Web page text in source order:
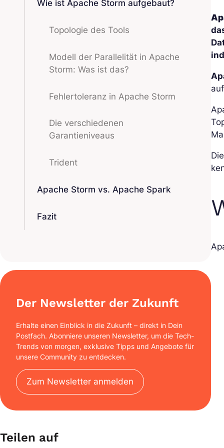
Wie ist Apache Storm aufgebaut?
Topologie des Tools
Modell der Parallelität in Apache
Storm: Was ist das?
Fehlertoleranz in Apache Storm
Die verschiedenen
Garantieniveaus
Trident
Apache Storm vs. Apache Spark
Fazit
Der Newsletter der Zukunft
Erhalte einen Einblick in die Zukunft – direkt in Dein
Postfach. Abonniere unseren Newsletter, um die Tech-
Trends von morgen, exklusive Tipps und Angebote für
unsere Community zu entdecken.
Zum Newsletter anmelden
Teilen auf